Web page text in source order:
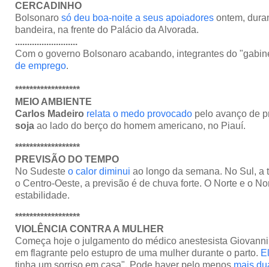
CERCADINHO
Bolsonaro só deu boa-noite a seus apoiadores ontem,
bandeira, na frente do Palácio da Alvorada.
..........................
Com o governo Bolsonaro acabando, integrantes do
de emprego.
******************
MEIO AMBIENTE
Carlos Madeiro relata o medo provocado pelo avanço de
soja ao lado do berço do homem americano, no Piauí.
******************
PREVISÃO DO TEMPO
No Sudeste o calor diminui ao longo da semana. No Sul, a
o Centro-Oeste, a previsão é de chuva forte. O Norte e o
estabilidade.
******************
VIOLÊNCIA CONTRA A MULHER
Começa hoje o julgamento do médico anestesista
em flagrante pelo estupro de uma mulher durante o parto.